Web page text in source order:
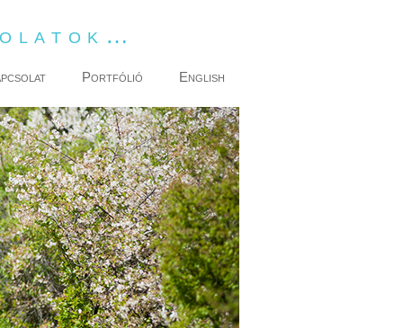
Portfólió English